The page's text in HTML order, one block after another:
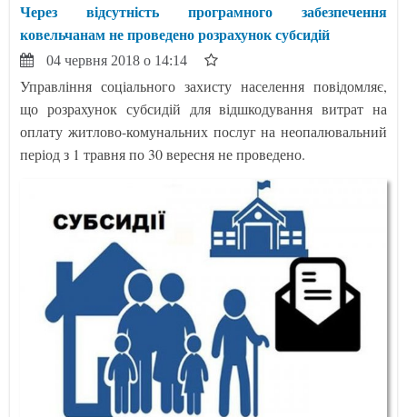
Через відсутність програмного забезпечення
ковельчанам не проведено розрахунок субсидій
04 червня 2018 о 14:14
Управління соціального захисту населення повідомляє,
що розрахунок субсидій для відшкодування витрат на
оплату житлово-комунальних послуг на неопалювальний
період з 1 травня по 30 вересня не проведено.